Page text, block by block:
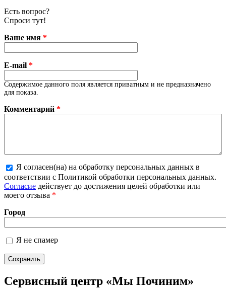
Есть вопрос?
Спроси тут!
Ваше имя *
E-mail *
Содержимое данного поля является приватным и не предназначено
для показа.
Комментарий *
Более подробная информация о текстовых
форматах
Я согласен(на) на обработку персональных данных в
соответствии с Политикой обработки персональных данных.
Согласие действует до достижения целей обработки или
моего отзыва *
Город
Я не спамер
Я спамер
Сервисный центр «Мы Починим»